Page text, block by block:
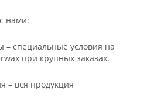
нами:
специальные условия на
при крупных заказах.
– вся продукция